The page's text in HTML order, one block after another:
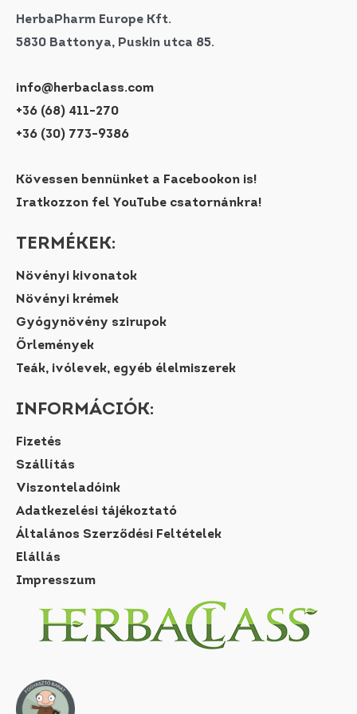
HerbaPharm Europe Kft.
5830 Battonya, Puskin utca 85.
info@herbaclass.com
+36 (68) 411-270
+36 (30) 773-9386
Kövessen bennünket a Facebookon is!
Iratkozzon fel YouTube csatornánkra!
TERMÉKEK:
Növényi kivonatok
Növényi krémek
Gyógynövény szirupok
Őrlemények
Teák, ivólevek, egyéb élelmiszerek
INFORMÁCIÓK:
Fizetés
Szállítás
Viszonteladóink
Adatkezelési tájékoztató
Általános Szerződési Feltételek
Elállás
Impresszum